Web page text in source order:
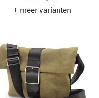
+ meer varianten